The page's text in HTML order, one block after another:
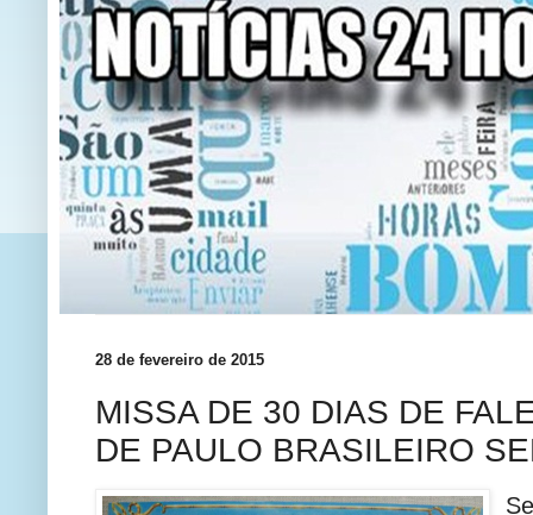
28 de fevereiro de 2015
MISSA DE 30 DIAS DE
DE PAULO BRASILEIRO